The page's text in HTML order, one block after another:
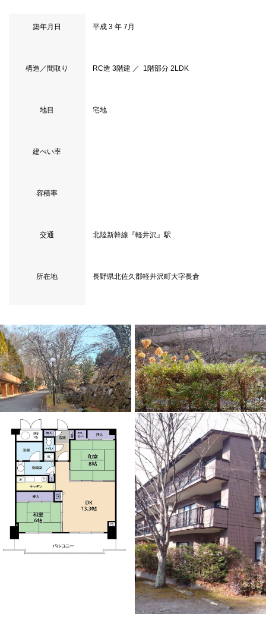
築年月日 平成 3 年 7月
構造／間取り RC造 3階建 ／ 1階部分 2LDK
地目 宅地
建ぺい率
容積率
交通 北陸新幹線『軽井沢』駅
所在地 長野県北佐久郡軽井沢町大字長倉